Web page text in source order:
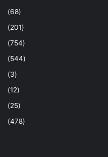
(68)
(201)
(754)
(544)
(3)
(12)
(25)
(478)